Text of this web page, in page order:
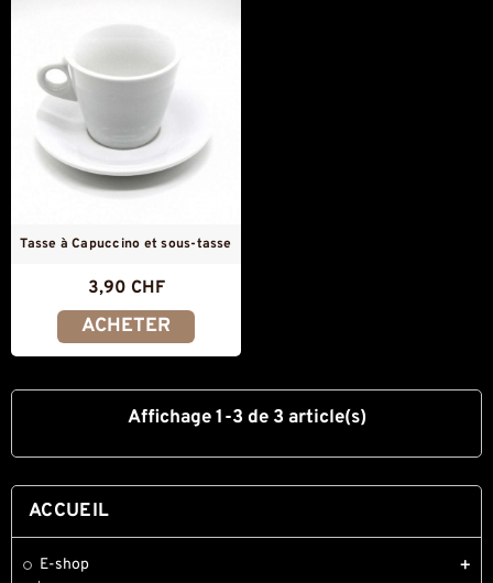
ACCUEIL
E-shop add
Tasse à Capuccino et sous-tasse
3,90 CHF
ACHETER
Affichage 1-3 de 3 article(s)